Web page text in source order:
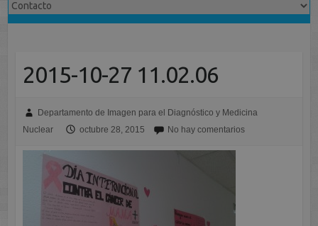
2015-10-27 11.02.06
Departamento de Imagen para el Diagnóstico y Medicina
Nuclear
octubre 28, 2015 No hay comentarios